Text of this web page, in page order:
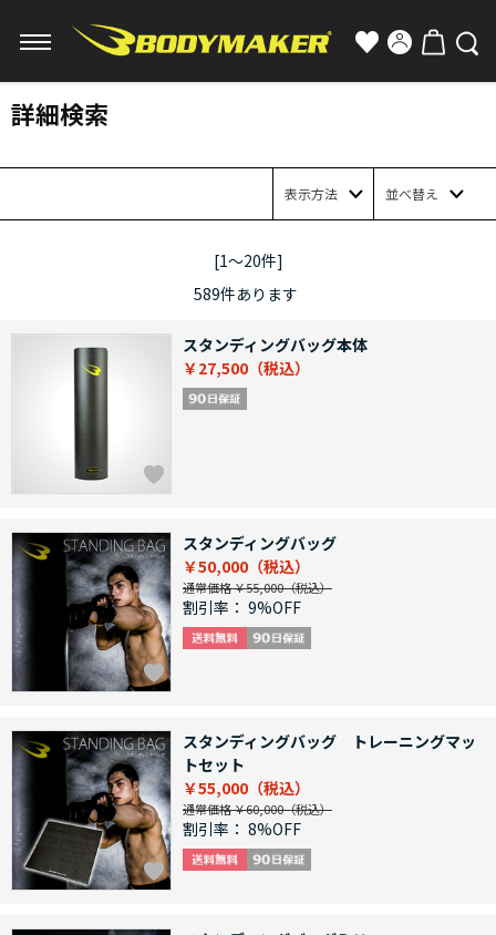
詳細検索
表示方法 並べ替え
[1～20件]
589件あります
スタンディングバッグ本体
￥27,500
スタンディングバッグ
￥50,000
通常価格 ￥55,000
割引率： 9%OFF
スタンディングバッグ トレーニングマッ
トセット
￥55,000
通常価格 ￥60,000
割引率： 8%OFF